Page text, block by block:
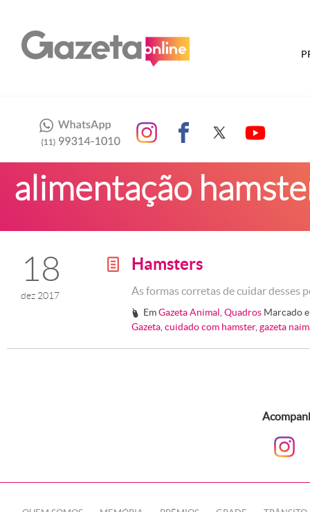
alimentação
18
dez 2017
g Hamsters
As formas corretas de cuidar desses
# EmGazeta Animal ,Quadros Marcado
Gazeta cuidado com hamster, gazeta